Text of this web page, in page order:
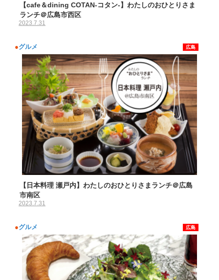
【cafe＆dining COTAN-コタン-】わたしのおひとりさま
ランチ＠広島市西区
2023.7.31
●グルメ 広島
【日本料理 瀬戸内】わたしのおひとりさまランチ＠広島
市南区
2023.7.31
●グルメ 広島